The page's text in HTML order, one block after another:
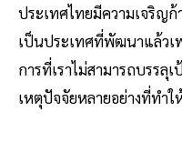
ประเทศไทยมีความเจริญ
เป็นประเทศที่พัฒนาแล้วเ
การที่เราไม่สามารถบรรลุ
เหตุปัจจัยหลายอย่างที่ทำ